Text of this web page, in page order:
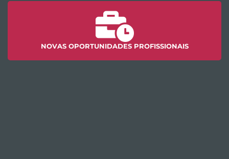
NOVAS OPORTUNIDADES PROFISSIONAIS